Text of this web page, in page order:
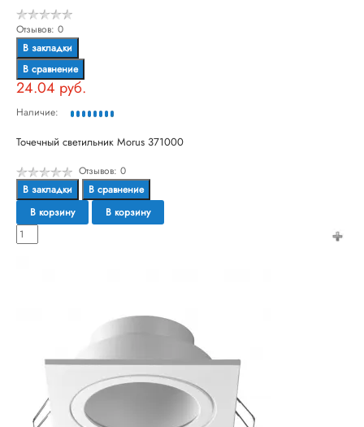
Отзывов: 0
В закладки
В сравнение
24.04 руб.
Наличие:
Точечный светильник Morus 371000
Отзывов: 0
В закладки
В сравнение
В корзину
В корзину